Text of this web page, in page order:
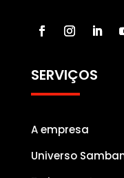
SERVIÇOS
A empresa
Universo